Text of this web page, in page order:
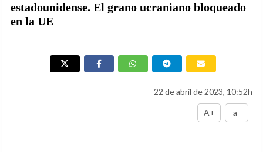
estadounidense. El grano ucraniano bloqueado
en la UE
22 de abril de 2023, 10:52h
A+ a-